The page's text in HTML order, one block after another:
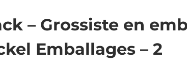
– Grossiste en
Emballages – 2